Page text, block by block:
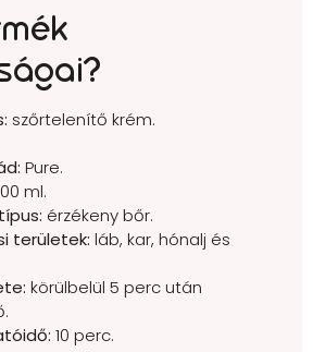
szőrtelenítő krém.
Pure.
ml.
érzékeny bőr.
területek: láb, kar, hónalj és
körülbelül 5 perc után
10 perc.